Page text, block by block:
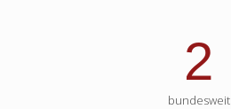
2
bundesweit